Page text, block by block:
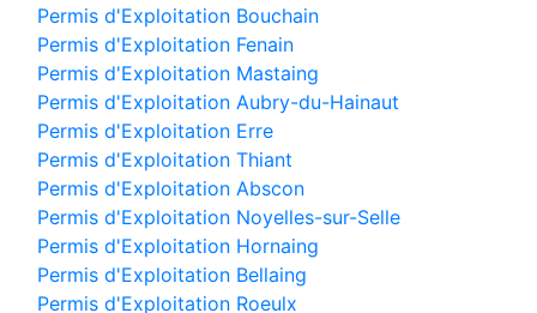
Permis d'Exploitation Bouchain
Permis d'Exploitation Fenain
Permis d'Exploitation Mastaing
Permis d'Exploitation Aubry-du-Hainaut
Permis d'Exploitation Erre
Permis d'Exploitation Thiant
Permis d'Exploitation Abscon
Permis d'Exploitation Noyelles-sur-Selle
Permis d'Exploitation Hornaing
Permis d'Exploitation Bellaing
Permis d'Exploitation Roeulx